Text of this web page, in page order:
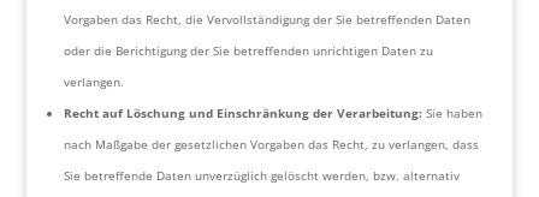
Vorgaben das Recht, die Vervollständigung der Sie betreffenden Daten
oder die Berichtigung der Sie betreffenden unrichtigen Daten zu
verlangen.
Recht auf Löschung und Einschränkung der Verarbeitung:Sie haben
nach Maßgabe der gesetzlichen Vorgaben das Recht, zu verlangen, dass
Sie betreffende Daten unverzüglich gelöscht werden, bzw. alternativ